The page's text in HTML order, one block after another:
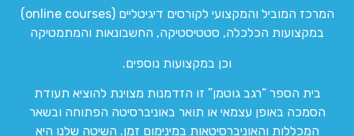
המרכז המוביל והמקצועי לקורסים דיגיטליים (online courses)
במקצועות הכלכלה, סטטיסטיקה, החשבונאות והמתמטיקה
וכן במקצועות נוספים.
בית הספר “רגב גוטמן” זו הזדמנות מצוינת להוציא תעודת
הסמכה באופן עצמאי או תואר באוניברסיטה הפתוחה ובשאר
המכללות והאוניברסיטאות במינימום זמן. השיטה שלנו היא